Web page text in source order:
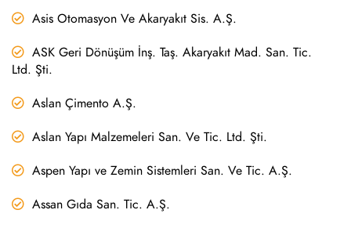
Asis Otomasyon Ve Akaryakıt Sis. A.Ş.
ASK Geri Dönüşüm İnş. Taş. Akaryakıt Mad. San. Tic.
Ltd. Şti.
Aslan Çimento A.Ş.
Aslan Yapı Malzemeleri San. Ve Tic. Ltd. Şti.
Aspen Yapı ve Zemin Sistemleri San. Ve Tic. A.Ş.
Assan Gıda San. Tic. A.Ş.